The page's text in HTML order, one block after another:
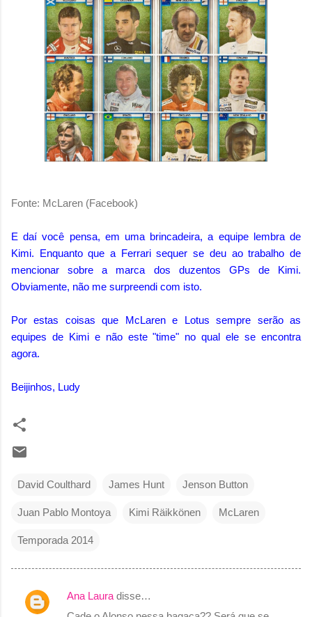
Fonte: McLaren (Facebook)
E daí você pensa, em uma brincadeira, a equipe lembra de
Kimi. Enquanto que a Ferrari sequer se deu ao trabalho de
mencionar sobre a marca dos duzentos GPs de Kimi.
Obviamente, não me surpreendi com isto.
Por estas coisas que McLaren e Lotus sempre serão as
equipes de Kimi e não este "time" no qual ele se encontra
agora.
Beijinhos, Ludy
David Coulthard James Hunt Jenson Button
Juan Pablo Montoya Kimi Räikkönen McLaren
Temporada 2014
C
Ana Laura disse…